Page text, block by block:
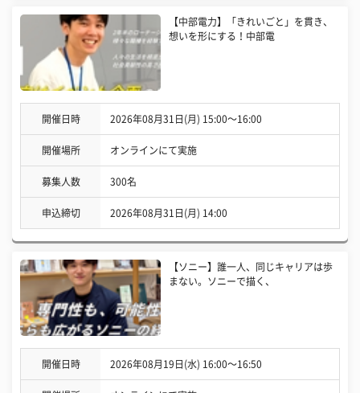
【中部電力】「きれいごと」を貫き、
想いを形にする！中部電
開催日時 2026年08月31日(月) 15:00〜16:00
開催場所 オンラインにて実施
募集人数 300名
申込締切 2026年08月31日(月) 14:00
【ソニー】誰一人、同じキャリアは歩
まない。ソニーで描く、
開催日時 2026年08月19日(水) 16:00〜16:50